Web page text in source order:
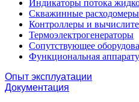
Индикаторы потока
Скважинные расходомеры
Контроллеры и
Термоэлектрогенераторы
Сопутствующее
Функциональная
Опыт эксплуатации
Документация